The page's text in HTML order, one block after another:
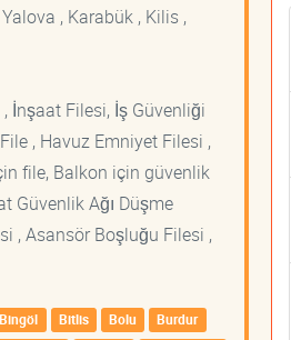
, Karabük , Kilis ,
İnşaat Filesi, İş Güvenliği
, Havuz Emniyet Filesi ,
file, Balkon için güvenlik
Güvenlik Ağı Düşme
, Asansör Boşluğu Filesi ,
Bingöl Bitlis Bolu
Burdur